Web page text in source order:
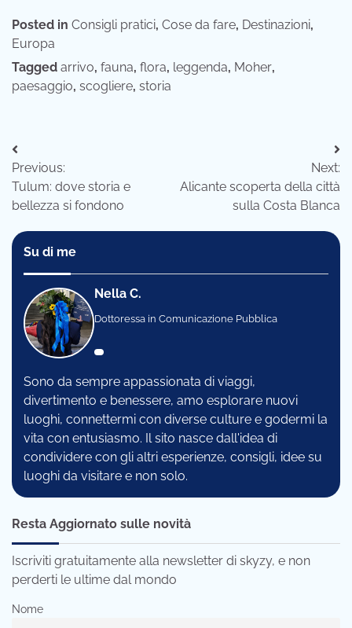
Posted in Consigli pratici, Cose da fare, Destinazioni,
Europa
Tagged arrivo, fauna, flora, leggenda, Moher,
paesaggio, scogliere, storia
Navigazione
articoli
Previous:
Tulum: dove storia e
bellezza si fondono
Next:
Alicante scoperta della città
sulla Costa Blanca
Su di me
Nella C.
Dottoressa in Comunicazione Pubblica
Sono da sempre appassionata di viaggi,
divertimento e benessere, amo esplorare nuovi
luoghi, connettermi con diverse culture e godermi la
vita con entusiasmo. Il sito nasce dall'idea di
condividere con gli altri esperienze, consigli, idee su
luoghi da visitare e non solo.
Resta Aggiornato sulle novità
Iscriviti gratuitamente alla newsletter di skyzy, e non
perderti le ultime dal mondo
Nome